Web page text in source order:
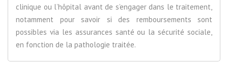
clinique ou l’hôpital avant de s’engager dans le traitement,
notamment pour savoir si des remboursements sont
possibles via les assurances santé ou la sécurité sociale,
en fonction de la pathologie traitée.